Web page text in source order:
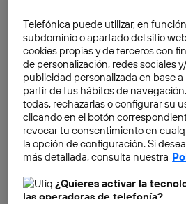
influencer, whatsappear…
Telefónica puede utilizar, en
subdominio o apartado del sitio
cookies propias y de terceros con
de personalización, redes sociales
publicidad personalizada en base
partir de tus hábitos de
todas, rechazarlas o configurar su
clicando en el botón
revocar tu consentimiento en
la opción de configuración. Si
más detallada, consulta nuestra
¿Quieres activar la
las operadoras de telefonía?